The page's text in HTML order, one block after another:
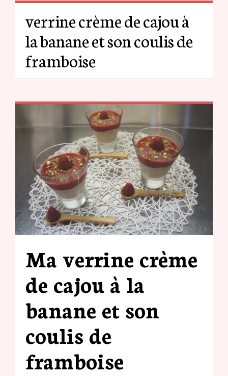
verrine crème de cajou à
la banane et son coulis de
framboise
Ma verrine crème
de cajou à la
banane et son
coulis de
framboise